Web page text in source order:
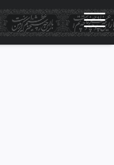
Skip
to
main